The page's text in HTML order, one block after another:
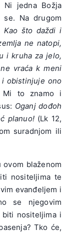
Ni jedna Božja
Na drugom
Kao što daždi i
ne natopi,
i kruha za jelo,
vraća k meni
obistinjuje ono
Mi to znamo i
Oganj dođoh
planuo! (Lk 12,
suradnjom ili
blaženom
nositeljima te
evanđeljem i
se njegovim
biti nositeljima i
Tko će,